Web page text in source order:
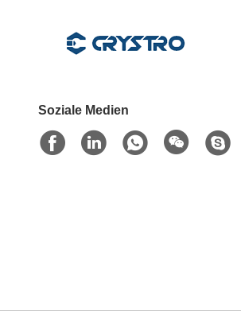
Soziale Medien